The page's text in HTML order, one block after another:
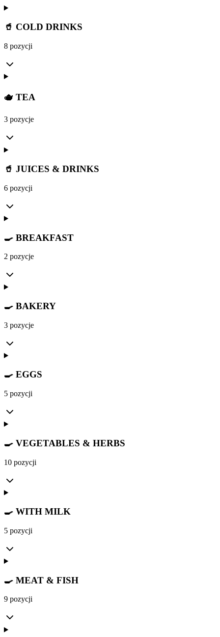
🥤 COLD DRINKS
8 pozycji
🫖 TEA
3 pozycje
🥤 JUICES & DRINKS
6 pozycji
🍳 BREAKFAST
2 pozycje
🍳 BAKERY
3 pozycje
🍳 EGGS
5 pozycji
🍳 VEGETABLES & HERBS
10 pozycji
🍳 WITH MILK
5 pozycji
🍳 MEAT & FISH
9 pozycji